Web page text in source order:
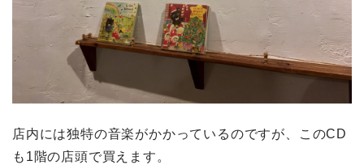
店内には独特の音楽がかかっているのですが、このCD
も1階の店頭で買えます。